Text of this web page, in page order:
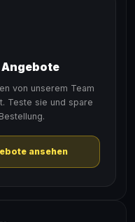
Angebote
von unserem Team
Teste sie und spare
ansehen